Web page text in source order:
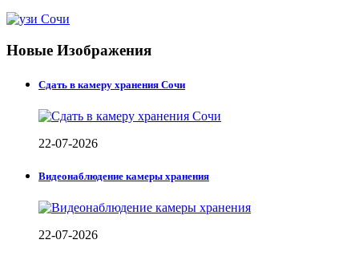
Новые Изображения
Сдать в камеру хранения Сочи
22-07-2026
Видеонаблюдение камеры хранения
22-07-2026